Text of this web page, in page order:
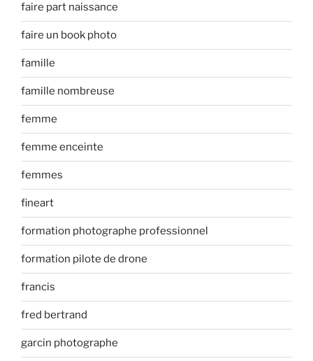
faire part naissance
faire un book photo
famille
famille nombreuse
femme
femme enceinte
femmes
fineart
formation photographe professionnel
formation pilote de drone
francis
fred bertrand
garcin photographe